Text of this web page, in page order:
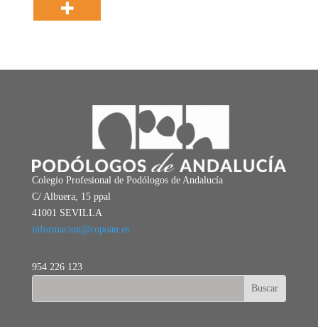
Colegio Profesional de Podólogos de Andalucía
C/ Albuera, 15 ppal
41001 SEVILLA
informacion@copoan.es
954 226 123